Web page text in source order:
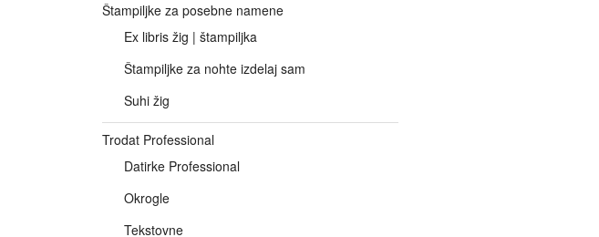
Štampiljke za posebne namene
Ex libris žig | štampiljka
Štampiljke za nohte izdelaj sam
Suhi žig
Trodat Professional
Datirke Professional
Okrogle
Tekstovne